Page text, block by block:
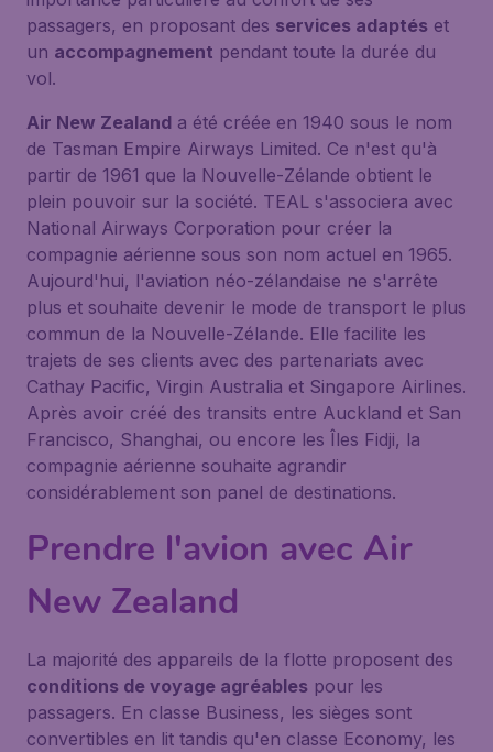
passagers, en proposant des services adaptés et
un accompagnement pendant toute la durée du
vol.
Air New Zealand a été créée en 1940 sous le nom
de Tasman Empire Airways Limited. Ce n'est qu'à
partir de 1961 que la Nouvelle-Zélande obtient le
plein pouvoir sur la société. TEAL s'associera avec
National Airways Corporation pour créer la
compagnie aérienne sous son nom actuel en 1965.
Aujourd'hui, l'aviation néo-zélandaise ne s'arrête
plus et souhaite devenir le mode de transport le plus
commun de la Nouvelle-Zélande. Elle facilite les
trajets de ses clients avec des partenariats avec
Cathay Pacific, Virgin Australia et Singapore Airlines.
Après avoir créé des transits entre Auckland et San
Francisco, Shanghai, ou encore les Îles Fidji, la
compagnie aérienne souhaite agrandir
considérablement son panel de destinations.
Prendre l'avion avec Air
New Zealand
La majorité des appareils de la flotte proposent des
conditions de voyage agréables pour les
passagers. En classe Business, les sièges sont
convertibles en lit tandis qu'en classe Economy, les